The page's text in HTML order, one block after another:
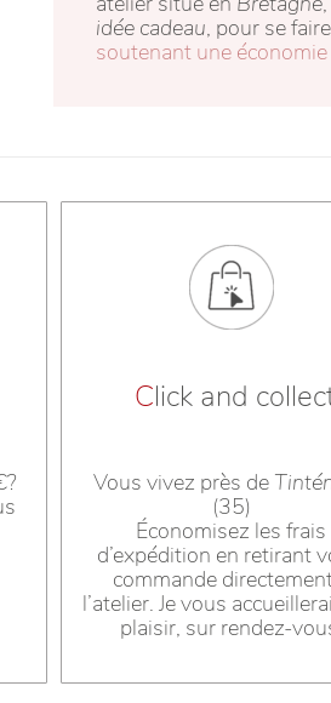
idée cadeau, pour se
soutenant une
Click and
Vous vivez près de
(35)
Économisez les frais
d’expédition en retirant
commande
l’atelier. Je vous
plaisir, sur rendez-